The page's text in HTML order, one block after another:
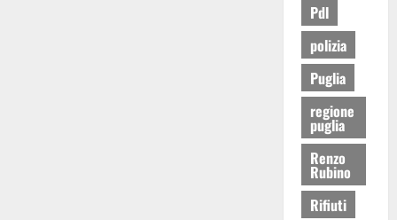
Pdl
polizia
Puglia
regione
puglia
Renzo
Rubino
Rifiuti